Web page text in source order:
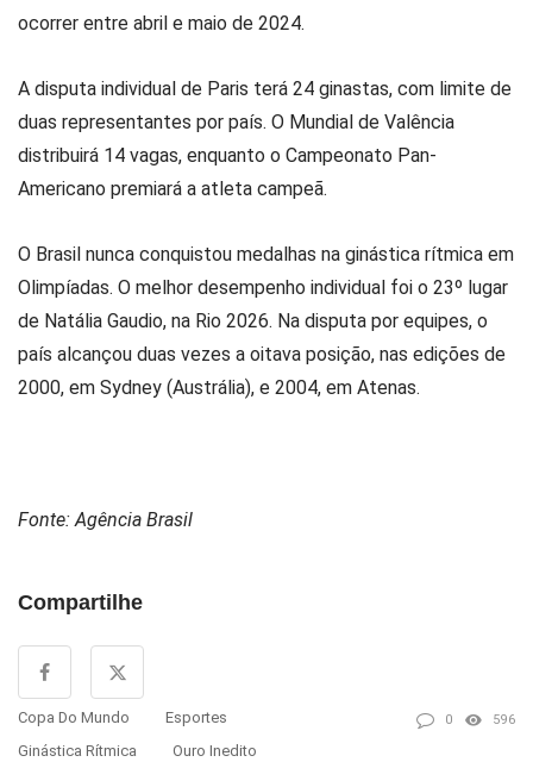
ocorrer entre abril e maio de 2024.
A disputa individual de Paris terá 24 ginastas, com limite de
duas representantes por país. O Mundial de Valência
distribuirá 14 vagas, enquanto o Campeonato Pan-
Americano premiará a atleta campeã.
O Brasil nunca conquistou medalhas na ginástica rítmica em
Olimpíadas. O melhor desempenho individual foi o 23º lugar
de Natália Gaudio, na Rio 2026. Na disputa por equipes, o
país alcançou duas vezes a oitava posição, nas edições de
2000, em Sydney (Austrália), e 2004, em Atenas.
Fonte: Agência Brasil
Compartilhe
Copa Do Mundo
Esportes
Ginástica Rítmica
Ouro Inedito
0 596